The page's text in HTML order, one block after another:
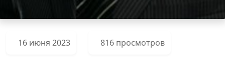
16 июня 2023 816 просмотров